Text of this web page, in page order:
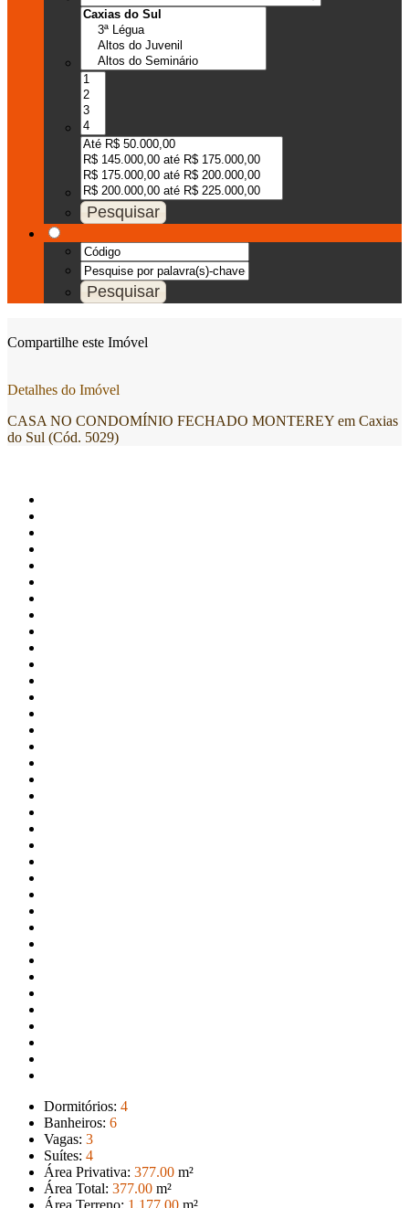
Compartilhe este Imóvel
Detalhes do Imóvel
CASA NO CONDOMÍNIO FECHADO MONTEREY em Caxias
do Sul (Cód. 5029)
Dormitórios: 4
Banheiros: 6
Vagas: 3
Suítes: 4
Área Privativa: 377.00 m²
Área Total: 377.00 m²
Área Terreno: 1.177.00 m²